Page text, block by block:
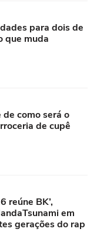
para dois de
que muda
como será o
de cupê
reúne BK’,
em
gerações do rap